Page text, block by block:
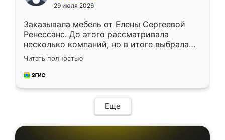
29 июля 2026
Заказывала мебель от Елены Сергеевой
Ренессанс. До этого рассматривала
несколько компаний, но в итоге выбрала
эту. Сначала обговорили условия, потом
приехал замерщик, всё спокойно объяснил
и снял размеры. Изготовили в срок, с
мебель сразу встала на свое место без
каких-либо доработок. Качеством осталась
довольна, все выглядит так, как и ожидала.
Читать полностью
Еще